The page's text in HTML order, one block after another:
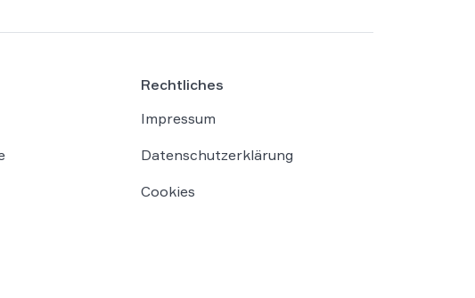
Rechtliches
Impressum
Datenschutzerklärung
Cookies